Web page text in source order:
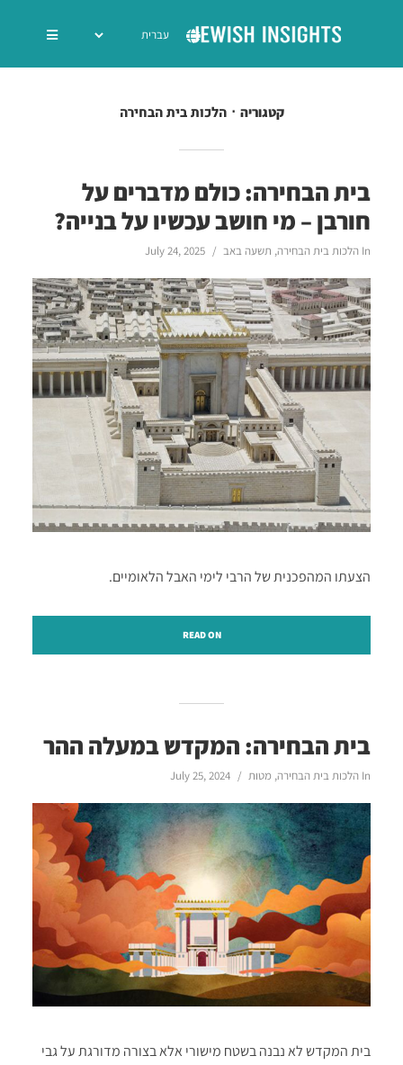
קטגוריה הלכות בית הבחירה
בית הבחירה: כולם מדברים על
חורבן – מי חושב עכשיו על בנייה?
In הלכות בית הבחירה, תשעה באב July 24, 2025
הצעתו המהפכנית של הרבי לימי האבל הלאומיים.
READ ON
בית הבחירה: המקדש במעלה ההר
In הלכות בית הבחירה, מטות July 25, 2024
בית המקדש לא נבנה בשטח מישורי אלא בצורה מדורגת על גבי